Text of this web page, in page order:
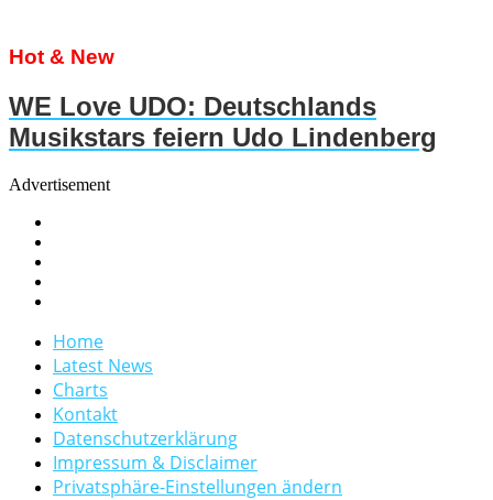
Hot & New
WE Love UDO: Deutschlands
Musikstars feiern Udo Lindenberg
Advertisement
Home
Latest News
Charts
Kontakt
Datenschutzerklärung
Impressum & Disclaimer
Privatsphäre-Einstellungen ändern